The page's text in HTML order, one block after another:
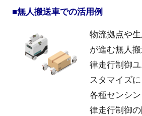
■無人搬送車での活用例
物流拠点や
が進む無人
律走行制御
スタマイズ
各種センシ
律走行制御